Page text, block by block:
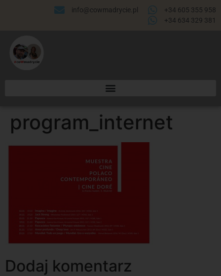
info@cowmadrycie.pl
+34 605 355 958
+34 634 329 381​
program_internet
Dodaj komentarz